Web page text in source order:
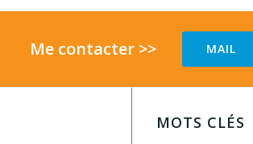
Me contacter >> MAIL
MOTS CLÉS